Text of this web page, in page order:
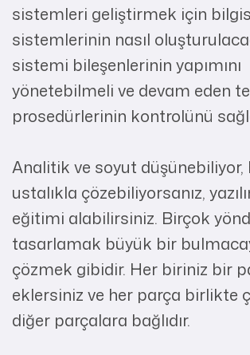
sistemleri geliştirmek için
sistemlerinin nasıl
sistemi bileşenlerinin yapımını
yönetebilmeli ve devam eden
prosedürlerinin kontrolünü
Analitik ve soyut düşünebiliyor,
ustalıkla çözebiliyorsanız,
eğitimi alabilirsiniz. Birçok
tasarlamak büyük bir
çözmek gibidir. Her biriniz bir
eklersiniz ve her parça birlikte
diğer parçalara bağlıdır.